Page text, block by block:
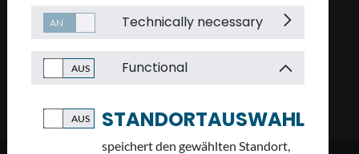
Technically necessary
Functional
STANDORTAUSWAHL
speichert den gewählten Standort,
+49 (89) 9214–00
Rosenkavalierplatz 2, 81925 München